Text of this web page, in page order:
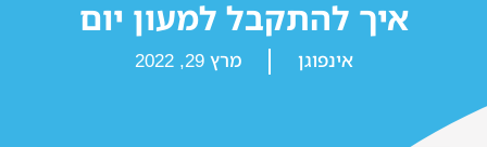
איך להתקבל למעון יום
אינפוגן מרץ 29, 2022